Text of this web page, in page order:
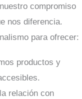
compromiso
nos diferencia.
para ofrecer:
productos y
relación con